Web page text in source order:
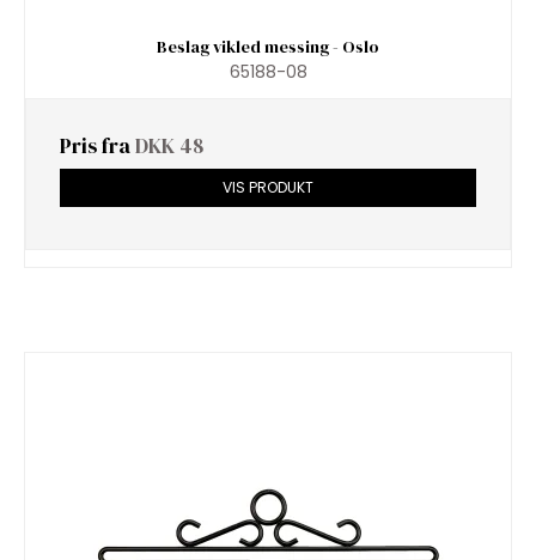
Beslag vikled messing - Oslo
65188-08
Pris fraDKK 48
VIS PRODUKT